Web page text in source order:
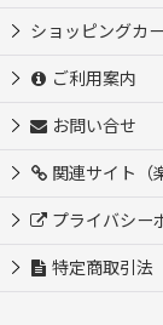
ショッピングカ
ご利用案内
お問い合せ
関連サイト（
プライバシー
特定商取引法